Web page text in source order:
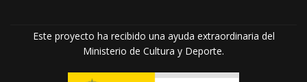
Este proyecto ha recibido una ayuda extraordinaria del
Ministerio de Cultura y Deporte.